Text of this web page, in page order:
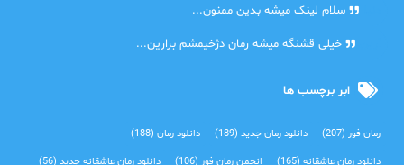
سلام لینک میشه بدین ممنون...
خیلی قشنگه میشه رمان دژخیمشم بزارین...
ابر برچسب ها
رمان فور(207) دانلود رمان جدید(189) دانلود رمان(188)
دانلود رمان عاشقانه(165) انجمن رمان فور (106) دانلود رمان عاشقانه جدید(56)